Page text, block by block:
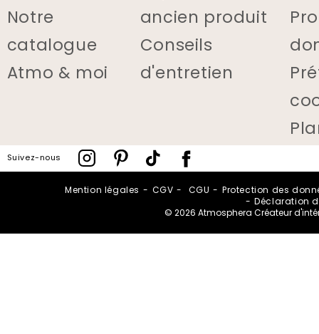
Notre
catalogue
Atmo & moi
ancien produit
Conseils
d'entretien
Suivez-nous
Mention légales CGV CGU
Protection des
Déclaration
© 2026 Atmosphera Créateur